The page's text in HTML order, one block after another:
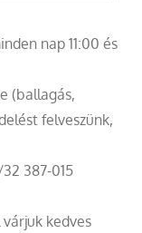
nap 11:00 és
(ballagás,
felveszünk,
387-015
kedves